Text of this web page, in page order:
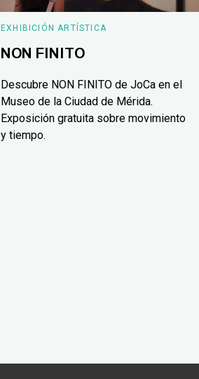
EXHIBICIÓN ARTÍSTICA
NON FINITO
Descubre NON FINITO de JoCa en el
Museo de la Ciudad de Mérida.
Exposición gratuita sobre movimiento
y tiempo.